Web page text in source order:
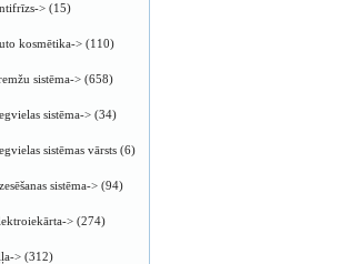
> (15)
kosmētika-> (110)
sistēma-> (658)
sistēma-> (34)
sistēmas vārsts (6)
sistēma-> (94)
> (274)
> (312)